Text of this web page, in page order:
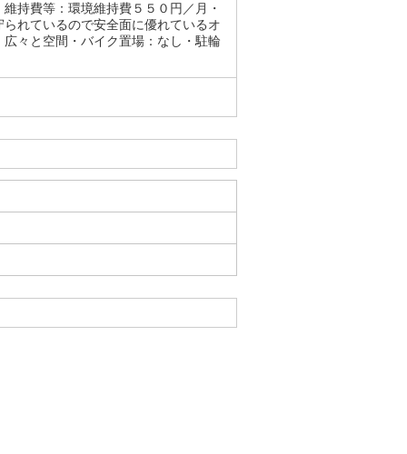
持費等：環境維持費５５０円／月・
れているので安全面に優れているオ
々と空間・バイク置場：なし・駐輪